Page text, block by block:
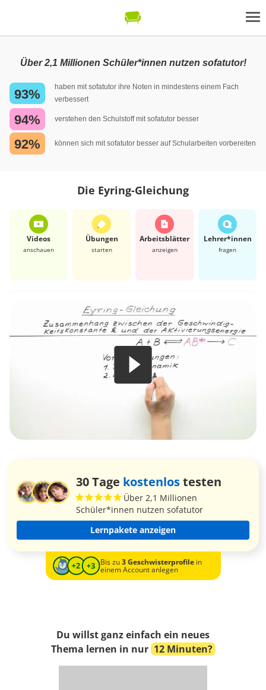
Über 2,1 Millionen Schüler*innen nutzen sofatutor!
93%
haben mit sofatutor ihre Noten in mindestens einem Fach
verbessert
94% verstehen den Schulstoff mit sofatutor besser
92% können sich mit sofatutor besser auf Schularbeiten vorbereiten
Die Eyring-Gleichung
Videos
anschauen
Übungen
starten
Arbeits­blätter
anzeigen
Lehrer*​innen
fragen
30 Tage kostenlostesten
Über 2,1 Millionen
Schüler*innen nutzen sofatutor
Lernpakete anzeigen
Bis zu3 Geschwisterprofilein
einem Account anlegen
Du willst ganz einfach ein neues
Thema lernen in nur 12 Minuten?